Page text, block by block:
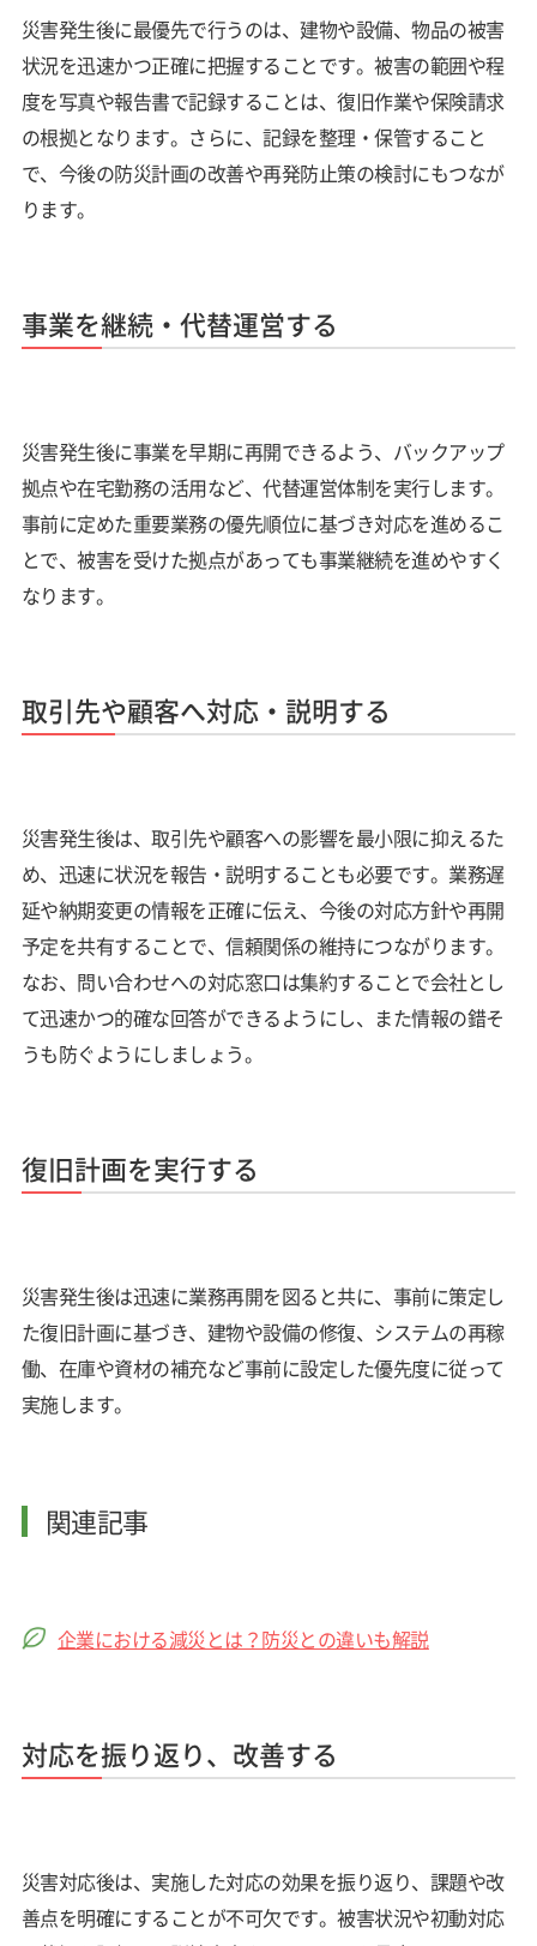
災害発生後に最優先で行うのは、建物や設備、物品の被害
状況を迅速かつ正確に把握することです。被害の範囲や程
度を写真や報告書で記録することは、復旧作業や保険請求
の根拠となります。さらに、記録を整理・保管すること
で、今後の防災計画の改善や再発防止策の検討にもつなが
ります。
事業を継続・代替運営する
災害発生後に事業を早期に再開できるよう、バックアップ
拠点や在宅勤務の活用など、代替運営体制を実行します。
事前に定めた重要業務の優先順位に基づき対応を進めるこ
とで、被害を受けた拠点があっても事業継続を進めやすく
なります。
取引先や顧客へ対応・説明する
災害発生後は、取引先や顧客への影響を最小限に抑えるた
め、迅速に状況を報告・説明することも必要です。業務遅
延や納期変更の情報を正確に伝え、今後の対応方針や再開
予定を共有することで、信頼関係の維持につながります。
なお、問い合わせへの対応窓口は集約することで会社とし
て迅速かつ的確な回答ができるようにし、また情報の錯そ
うも防ぐようにしましょう。
復旧計画を実行する
災害発生後は迅速に業務再開を図ると共に、事前に策定し
た復旧計画に基づき、建物や設備の修復、システムの再稼
働、在庫や資材の補充など事前に設定した優先度に従って
実施します。
関連記事
企業における減災とは？防災との違いも解説
対応を振り返り、改善する
災害対応後は、実施した対応の効果を振り返り、課題や改
善点を明確にすることが不可欠です。被害状況や初動対応